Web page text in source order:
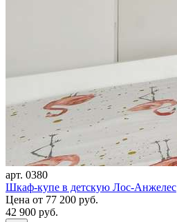
арт. 0380
Шкаф-купе в детскую Лос-Анжелес
Цена от 77 200 руб.
42 900 руб.